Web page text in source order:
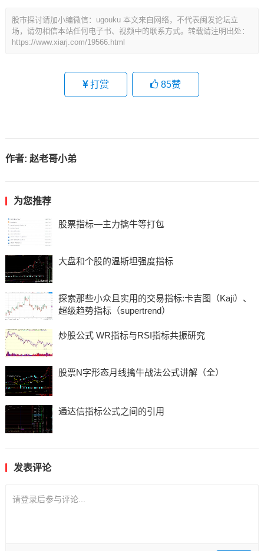
股市探讨请加小编微信：ugouku 本文来自网络，不代表闽发论坛立
场，请勿相信本站任何电子书、视频中的联系方式。转载请注明出处：
https://www.xiarj.com/19566.html
打赏 85赞
作者: 赵老哥小弟
为您推荐
股票指标—主力擒牛等打包
大盘和个股的温斯坦强度指标
探索那些小众且实用的交易指标:卡吉图（Kaji）、
超级趋势指标（supertrend）
炒股公式 WR指标与RSI指标共振研究
股票N字形态月线擒牛战法公式讲解（全）
通达信指标公式之间的引用
发表评论
请登录后参与评论...